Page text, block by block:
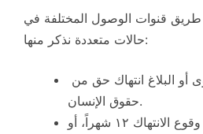
قنوات الوصول المختلفة في
حالات متعددة نذكر منها:
حقوق الإنسان.
ألا يكون قد مضى على وقوع الانتهاك ١٢ شهراً، أو